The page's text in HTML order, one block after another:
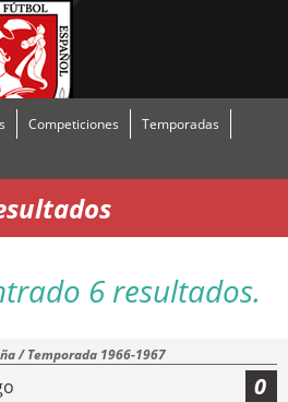
Competiciones
Temporadas
6 resultados.
/ Temporada 1966-1967
0